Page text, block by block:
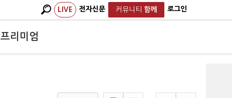
LIVE 전자신문 커뮤니티 함께 로그인
프리미엄